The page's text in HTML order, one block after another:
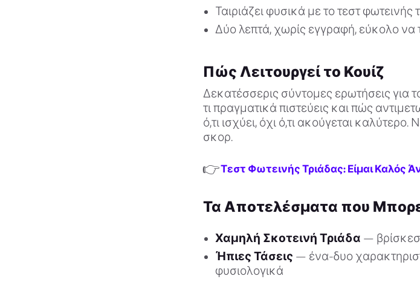
Ταιριάζει φυσικά με το τεστ φωτεινής
Δύο λεπτά, χωρίς εγγραφή, εύκολο να
Πώς Λειτουργεί το Κουίζ
Δεκατέσσερις σύντομες ερωτήσεις για
τι πραγματικά πιστεύεις και πώς
ό,τι ισχύει, όχι ό,τι ακούγεται
σκορ.
👉Τεστ Φωτεινής Τριάδας: Είμαι Καλός
Τα Αποτελέσματα που
Χαμηλή Σκοτεινή Τριάδα —
Ήπιες Τάσεις — ένα-δυο
φυσιολογικά